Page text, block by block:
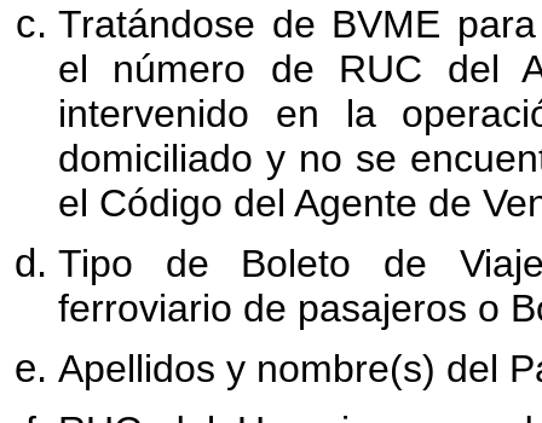
Tratándose de BVME
el número de RUC del
intervenido en la
domiciliado y no se
el Código del Agente de
Tipo de Boleto de
ferroviario de pasajeros o
Apellidos y nombre(s) del